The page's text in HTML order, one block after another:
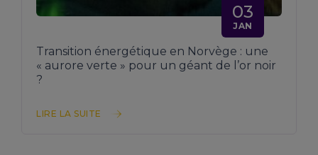
03
JAN
Transition énergétique en Norvège : une
« aurore verte » pour un géant de l’or noir
?
LIRE LA SUITE